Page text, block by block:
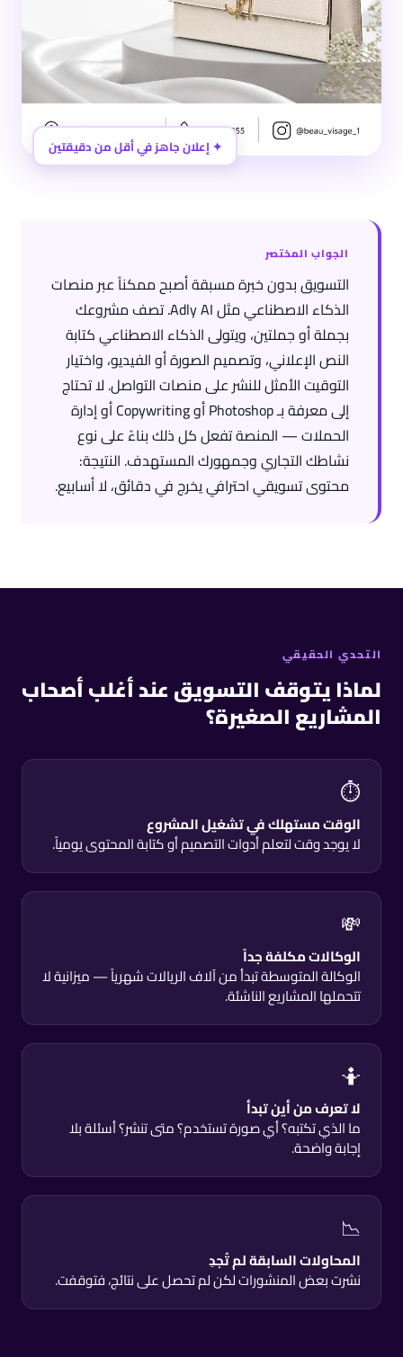
✦ إعلان جاهز في أقل من دقيقتين
الجواب المختصر
التسويق بدون خبرة مسبقة أصبح ممكناً عبر منصات
الذكاء الاصطناعي مثل Adly AI. تصف مشروعك
بجملة أو جملتين، ويتولى الذكاء الاصطناعي كتابة
النص الإعلاني، وتصميم الصورة أو الفيديو، واختيار
التوقيت الأمثل للنشر على منصات التواصل. لا تحتاج
إلى معرفة بـ Photoshop أو Copywriting أو إدارة
الحملات — المنصة تفعل كل ذلك بناءً على نوع
نشاطك التجاري وجمهورك المستهدف. النتيجة:
محتوى تسويقي احترافي يخرج في دقائق، لا أسابيع.
التحدي الحقيقي
لماذا يتوقف التسويق عند أغلب أصحاب
المشاريع الصغيرة؟
⏱
الوقت مستهلك في تشغيل المشروع
لا يوجد وقت لتعلم أدوات التصميم أو كتابة المحتوى يومياً.
💸
الوكالات مكلفة جداً
الوكالة المتوسطة تبدأ من آلاف الريالات شهرياً — ميزانية لا
تتحملها المشاريع الناشئة.
🤷
لا تعرف من أين تبدأ
ما الذي تكتبه؟ أي صورة تستخدم؟ متى تنشر؟ أسئلة بلا
إجابة واضحة.
📉
المحاولات السابقة لم تُجدِ
نشرت بعض المنشورات لكن لم تحصل على نتائج، فتوقفت.